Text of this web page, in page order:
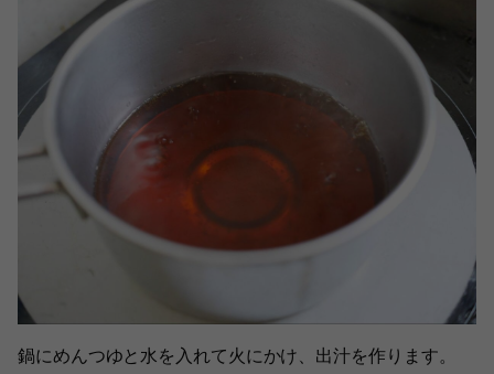
鍋にめんつゆと水を入れて火にかけ、出汁を作ります。